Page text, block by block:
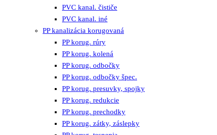
PVC kanal. čističe
PVC kanal. iné
PP kanalizácia korugovaná
PP korug. rúry
PP korug. kolená
PP korug. odbočky
PP korug. odbočky špec.
PP korug. presuvky, spojky
PP korug. redukcie
PP korug. prechodky
PP korug. zátky, záslepky